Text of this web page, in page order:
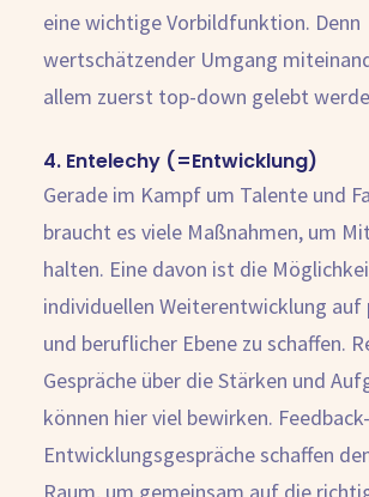
eine wichtige Vorbildfunktion. Denn
wertschätzender Umgang
allem zuerst top-down gelebt
4. Entelechy (=Entwicklung)
Gerade im Kampf um Talente und
braucht es viele Maßnahmen, um
halten. Eine davon ist die
individuellen Weiterentwicklung auf
und beruflicher Ebene zu schaffen.
Gespräche über die Stärken und
können hier viel bewirken.
Entwicklungsgespräche schaffen